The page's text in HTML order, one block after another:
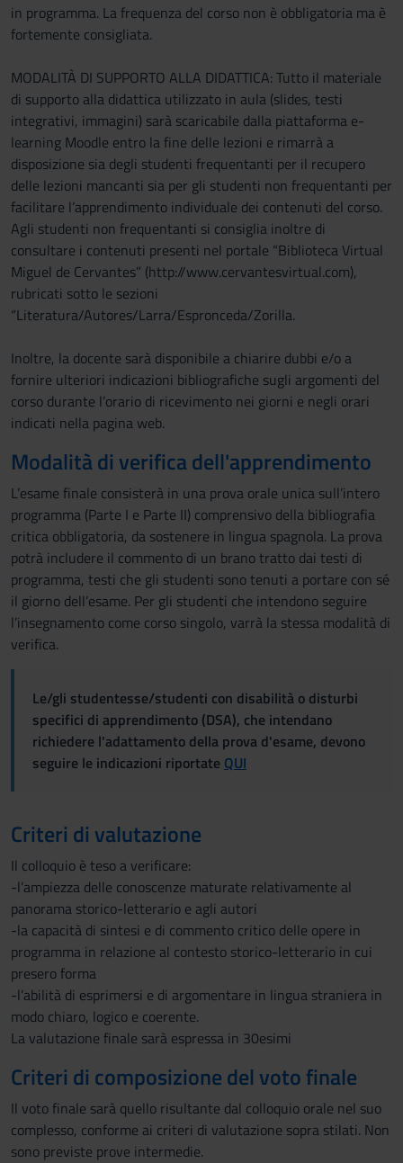
in programma. La frequenza del corso non è obbligatoria ma è
fortemente consigliata.
MODALITÀ DI SUPPORTO ALLA DIDATTICA: Tutto il materiale
di supporto alla didattica utilizzato in aula (slides, testi
integrativi, immagini) sarà scaricabile dalla piattaforma e-
learning Moodle entro la fine delle lezioni e rimarrà a
disposizione sia degli studenti frequentanti per il recupero
delle lezioni mancanti sia per gli studenti non frequentanti per
facilitare l’apprendimento individuale dei contenuti del corso.
Agli studenti non frequentanti si consiglia inoltre di
consultare i contenuti presenti nel portale “Biblioteca Virtual
Miguel de Cervantes” (http://www.cervantesvirtual.com),
rubricati sotto le sezioni
“Literatura/Autores/Larra/Espronceda/Zorilla.
Inoltre, la docente sarà disponibile a chiarire dubbi e/o a
fornire ulteriori indicazioni bibliografiche sugli argomenti del
corso durante l’orario di ricevimento nei giorni e negli orari
indicati nella pagina web.
Modalità di verifica dell'apprendimento
L’esame finale consisterà in una prova orale unica sull’intero
programma (Parte I e Parte II) comprensivo della bibliografia
critica obbligatoria, da sostenere in lingua spagnola. La prova
potrà includere il commento di un brano tratto dai testi di
programma, testi che gli studenti sono tenuti a portare con sé
il giorno dell’esame. Per gli studenti che intendono seguire
l’insegnamento come corso singolo, varrà la stessa modalità di
verifica.
Le/gli studentesse/studenti con disabilità o disturbi
specifici di apprendimento (DSA), che intendano
richiedere l'adattamento della prova d'esame, devono
seguire le indicazioni riportate QUI
Criteri di valutazione
Il colloquio è teso a verificare:
-l’ampiezza delle conoscenze maturate relativamente al
panorama storico-letterario e agli autori
-la capacità di sintesi e di commento critico delle opere in
programma in relazione al contesto storico-letterario in cui
presero forma
-l’abilità di esprimersi e di argomentare in lingua straniera in
modo chiaro, logico e coerente.
La valutazione finale sarà espressa in 30esimi
Criteri di composizione del voto finale
Il voto finale sarà quello risultante dal colloquio orale nel suo
complesso, conforme ai criteri di valutazione sopra stilati. Non
sono previste prove intermedie.